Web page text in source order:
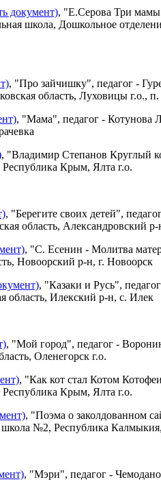
документ), "Е.Серова Три
школа, Дошкольное
, "Про зайчишку", педагог -
область, Луховицы г.о.,
, "Мама", педагог - Котунова
, "Владимир Степанов Круглый
Республика Крым, Ялта г.о.
, "Берегите своих детей",
область, Александровский
, "С. Есенин - Молитва
Новоорский р-н, г. Новоорск
, "Казаки и Русь",
область, Илекский р-н, с. Илек
, "Мой город", педагог -
Оленегорск г.о.
, "Как кот стал Котом
Республика Крым, Ялта г.о.
, "Поэма о заколдованном
школа №2, Республика
, "Мэри", педагог -